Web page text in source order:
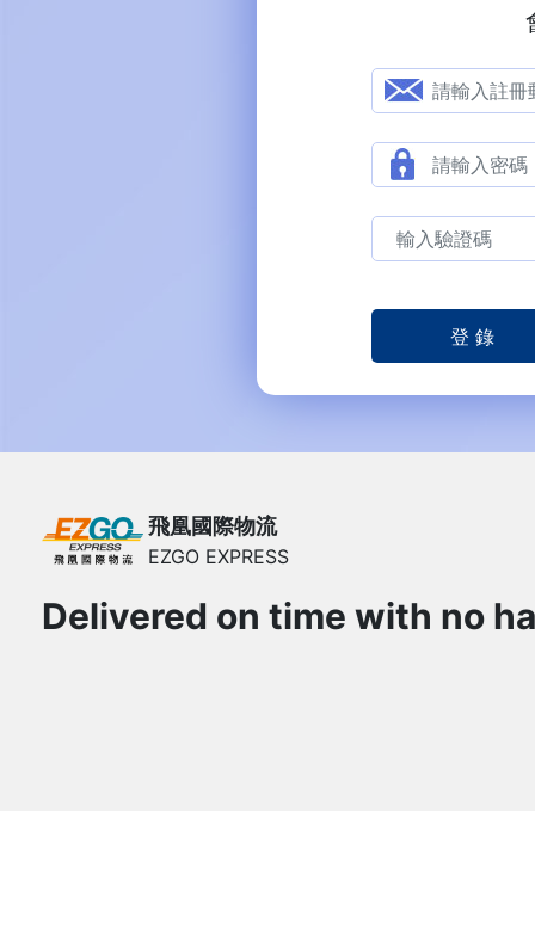
飛凰國際物流
EZGO EXPRESS
Delivered on time with no